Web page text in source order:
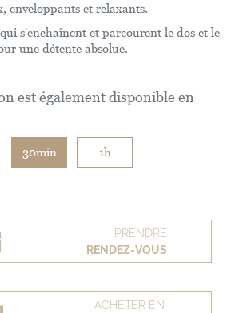
enveloppants et relaxants.
qui s'enchaînent et parcourent le dos et le
une détente absolue.
est également disponible en
30min 1h
PRENDRE
RENDEZ-VOUS
ACHETER EN